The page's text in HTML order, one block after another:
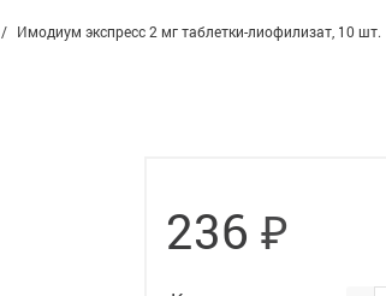
Имодиум экспресс 2 мг таблетки-лиофилизат, 10 шт.
236 ₽